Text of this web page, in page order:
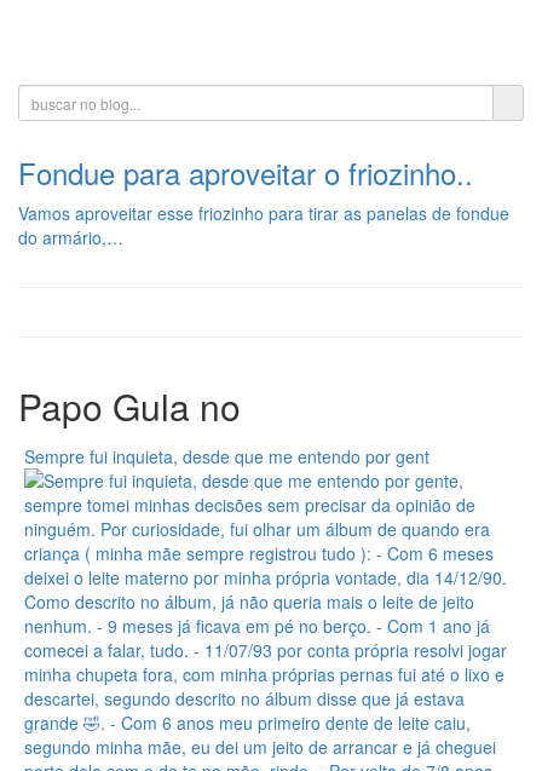
Fondue para aproveitar o friozinho..
Vamos aproveitar esse friozinho para tirar as panelas de fondue
do armário,…
Papo Gula no
Sempre fui inquieta, desde que me entendo por gent